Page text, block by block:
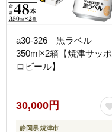
a30-326 黒ラベル
350ml×2箱【焼津サッポ
ロビール】
30,000円
静岡県 焼津市